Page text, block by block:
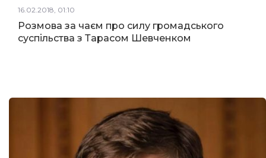
16.02.2018, 01:10
Розмова за чаєм про силу громадського
суспільства з Тарасом Шевченком